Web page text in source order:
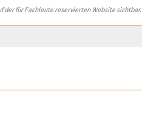
der für Fachleute reservierten Website sichtbar.